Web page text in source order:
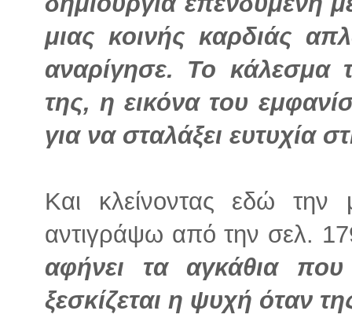
μιας κοινής καρδιάς
αναρίγησε. Το κάλεσμα
της, η εικόνα του
για να σταλάξει ευτυχία
Και κλείνοντας εδώ
αντιγράψω από την σελ.
αφήνει τα αγκάθια
ξεσκίζεται η ψυχή όταν